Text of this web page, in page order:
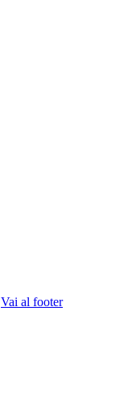
Vai al footer